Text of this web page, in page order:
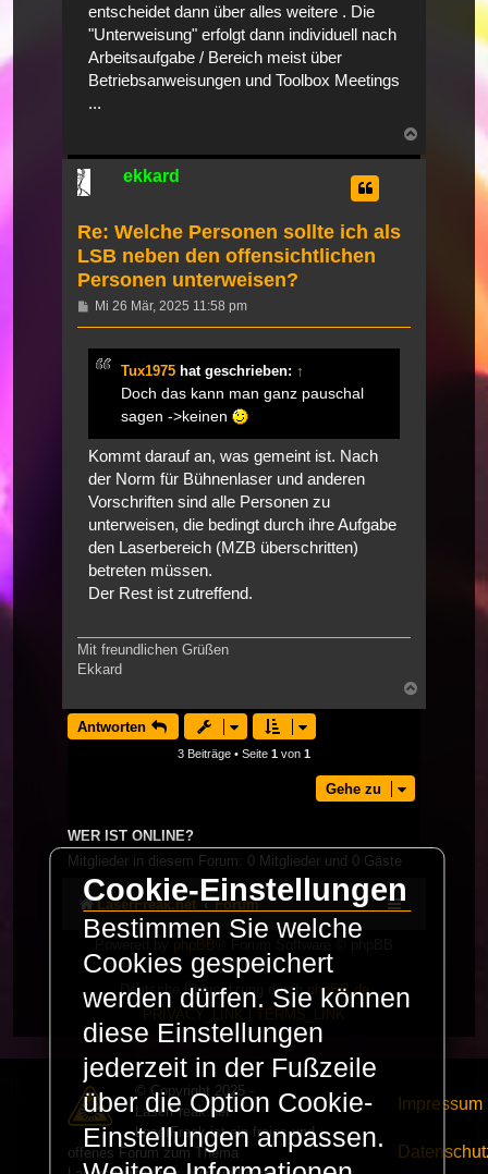
entscheidet dann über alles weitere . Die
"Unterweisung" erfolgt dann individuell nach
Arbeitsaufgabe / Bereich meist über
Betriebsanweisungen und Toolbox Meetings
...
ekkard
Re: Welche Personen sollte ich als
LSB neben den offensichtlichen
Personen unterweisen?
Beitrag
Mi 26 Mär, 2025 11:58 pm
Tux1975 hat geschrieben: ↑
Doch das kann man ganz pauschal
sagen ->keinen
Kommt darauf an, was gemeint ist. Nach
der Norm für Bühnenlaser und anderen
Vorschriften sind alle Personen zu
unterweisen, die bedingt durch ihre Aufgabe
den Laserbereich (MZB überschritten)
betreten müssen.
Der Rest ist zutreffend.
Mit freundlichen Grüßen
Ekkard
oben
Antworten
3 Beiträge • Seite 1 von 1
Gehe zu
WER IST ONLINE?
Mitglieder in diesem Forum: 0 Mitglieder und 0 Gäste
LaserFreak.net Forum
phpBB
Limited
Deutsche Übersetzung durchphpBB.de
PRIVACY_LINK
TERMS_LINK
© Copyright 2025 -
LaserFreak.net
LaserFreak ist ein freies und
offenes Forum zum Thema
Impressum
Cookie-Einstellungen
Bestimmen Sie welche
Cookies gespeichert
werden dürfen. Sie können
diese Einstellungen
jederzeit in der Fußzeile
über die Option Cookie-
Einstellungen anpassen.